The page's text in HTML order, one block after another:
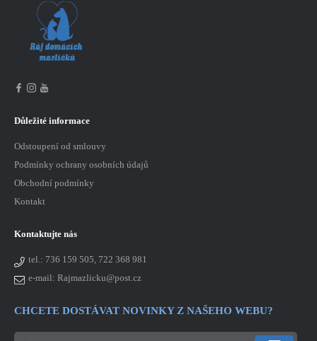
Důležité informace
Odstoupení od smlouvy
Podmínky ochrany osobních údajů
Obchodní podmínky
Kontakt
Kontaktujte nás
tel.: 736 159 505, 722 368 981
e-mail: Rajmazlicku@post.cz
CHCETE DOSTÁVAT NOVINKY Z NAŠEHO WEBU?